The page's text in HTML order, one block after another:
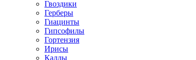
Гвоздики
Герберы
Гиацинты
Гипсофилы
Гортензия
Ирисы
Каллы